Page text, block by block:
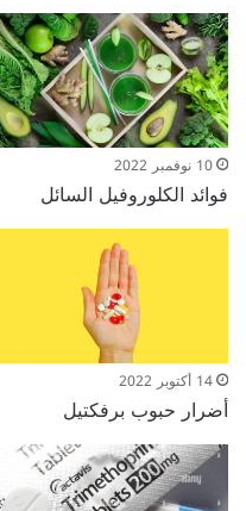
10 نوفمبر 2022
فوائد الكلوروفيل السائل
14 أكتوبر 2022
أضرار حبوب برفكتيل